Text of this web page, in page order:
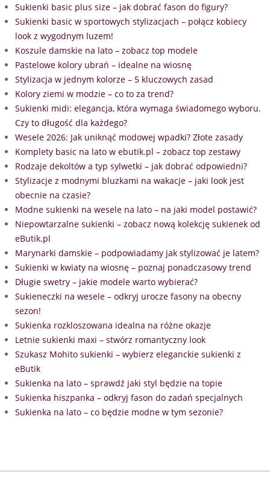
Sukienki basic plus size – jak dobrać fason do figury?
Sukienki basic w sportowych stylizacjach – połącz kobiecy
look z wygodnym luzem!
Koszule damskie na lato – zobacz top modele
Pastelowe kolory ubrań – idealne na wiosnę
Stylizacja w jednym kolorze – 5 kluczowych zasad
Kolory ziemi w modzie – co to za trend?
Sukienki midi: elegancja, która wymaga świadomego wyboru.
Czy to długość dla każdego?
Wesele 2026: Jak uniknąć modowej wpadki? Złote zasady
Komplety basic na lato w ebutik.pl – zobacz top zestawy
Rodzaje dekoltów a typ sylwetki – jak dobrać odpowiedni?
Stylizacje z modnymi bluzkami na wakacje – jaki look jest
obecnie na czasie?
Modne sukienki na wesele na lato – na jaki model postawić?
Niepowtarzalne sukienki – zobacz nową kolekcję sukienek od
eButik.pl
Marynarki damskie – podpowiadamy jak stylizować je latem?
Sukienki w kwiaty na wiosnę – poznaj ponadczasowy trend
Długie swetry – jakie modele warto wybierać?
Sukieneczki na wesele – odkryj urocze fasony na obecny
sezon!
Sukienka rozkloszowana idealna na różne okazje
Letnie sukienki maxi – stwórz romantyczny look
Szukasz Mohito sukienki – wybierz eleganckie sukienki z
eButik
Sukienka na lato – sprawdź jaki styl będzie na topie
Sukienka hiszpanka – odkryj fason do zadań specjalnych
Sukienka na lato – co będzie modne w tym sezonie?